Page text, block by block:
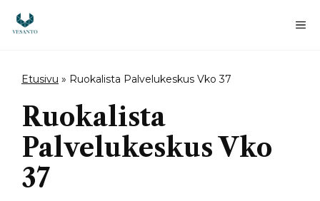
sisältöön
Etusivu » Ruokalista Palvelukeskus Vko 37
Ruokalista
Palvelukeskus Vko
37